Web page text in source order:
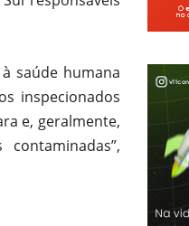
saúde humana
inspecionados
e, geralmente,